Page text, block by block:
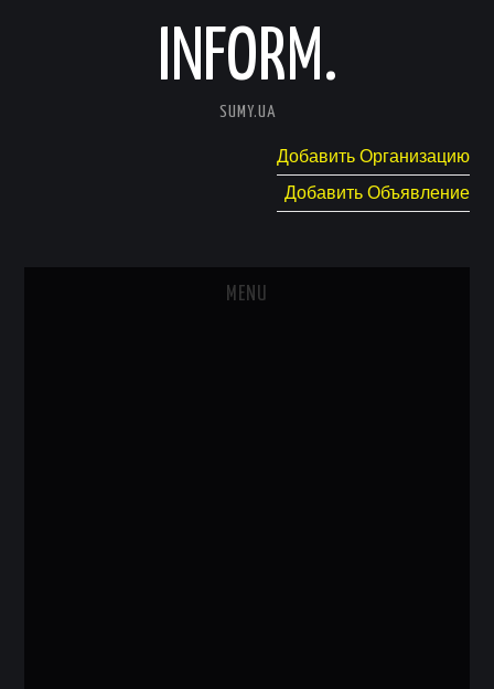
INFORM.
SUMY.UA
Добавить Организацию
Добавить Объявление
MENU